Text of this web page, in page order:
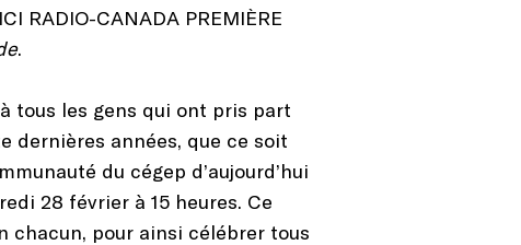
RADIO-CANADA PREMIÈRE
.
tous les gens qui ont pris part
dernières années, que ce soit
du cégep d’aujourd’hui
28 février à 15 heures. Ce
chacun, pour ainsi célébrer tous